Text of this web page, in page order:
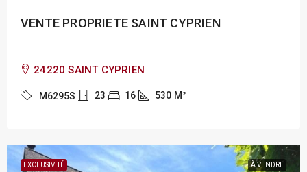
VENTE PROPRIETE SAINT CYPRIEN
24220 SAINT CYPRIEN
M6295S 23 16 530 M²
EXCLUSIVITÉ À VENDRE